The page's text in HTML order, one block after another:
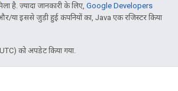
है. ज़्यादा जानकारी के लिए, Google Developers
या इससे जुड़ी हुई कंपनियों का, Java एक रजिस्टर किया
को अपडेट किया गया.